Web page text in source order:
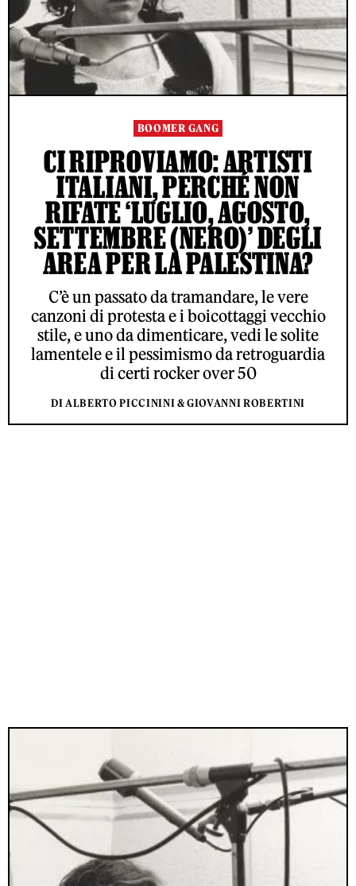
BOOMER GANG
CI RIPROVIAMO: ARTISTI
ITALIANI, PERCHÉ NON
RIFATE ‘LUGLIO, AGOSTO,
SETTEMBRE (NERO)’ DEGLI
AREA PER LA PALESTINA?
C’è un passato da tramandare, le vere
canzoni di protesta e i boicottaggi vecchio
stile, e uno da dimenticare, vedi le solite
lamentele e il pessimismo da retroguardia
di certi rocker over 50
DI ALBERTO PICCININI & GIOVANNI ROBERTINI